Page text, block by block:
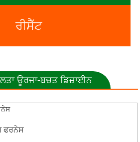
ਰੀਸੈੱਟ
ਊਰਜਾ-ਬਚਤ ਡਿਜ਼ਾਈਨ
ਫਰਨੇਸ